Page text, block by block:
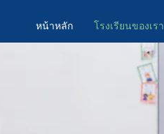
หน้าหลัก โรงเรียนของเรา